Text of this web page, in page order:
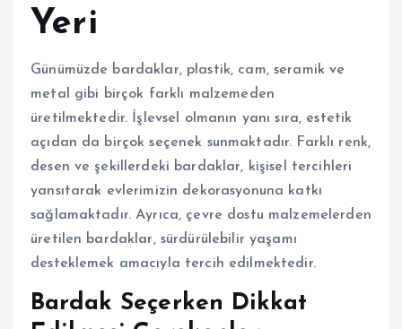
Yeri
Günümüzde bardaklar, plastik, cam, seramik ve
metal gibi birçok farklı malzemeden
üretilmektedir. İşlevsel olmanın yanı sıra, estetik
açıdan da birçok seçenek sunmaktadır. Farklı renk,
desen ve şekillerdeki bardaklar, kişisel tercihleri
yansıtarak evlerimizin dekorasyonuna katkı
sağlamaktadır. Ayrıca, çevre dostu malzemelerden
üretilen bardaklar, sürdürülebilir yaşamı
desteklemek amacıyla tercih edilmektedir.
Bardak Seçerken Dikkat